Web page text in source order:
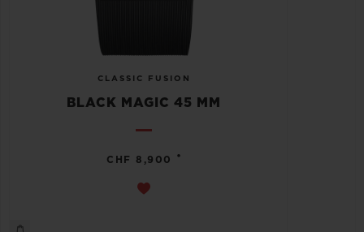
CLASSIC FUSION
BLACK MAGIC 45 MM
CHF 8,900 •